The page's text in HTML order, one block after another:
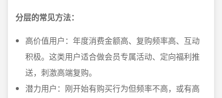
分层的常见方法：
高价值用户：年度消费金额高、复购频率高、互动
积极。这类用户适合做会员专属活动、定向福利推
送，刺激高端复购。
潜力用户：刚开始有购买行为但频率不高，或有高